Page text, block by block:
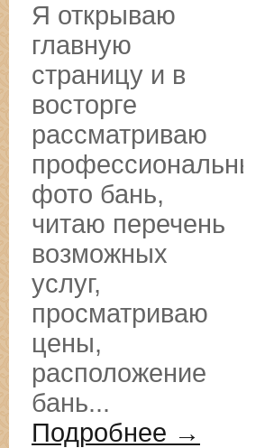
Я открываю
главную
страницу и в
восторге
рассматриваю
профессиональные
фото бань,
читаю перечень
возможных
услуг,
просматриваю
цены,
расположение
бань...
Подробнее →